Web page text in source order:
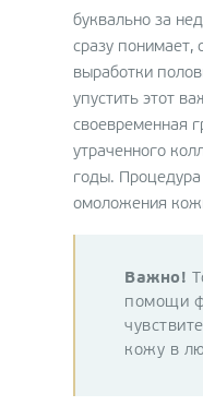
Micropeel
лечение
буквально за
сразу понимает,
выработки
упустить этот
своевременная
утраченного
годы. Процедура
омоложения
Важно!
помощи
кожу в